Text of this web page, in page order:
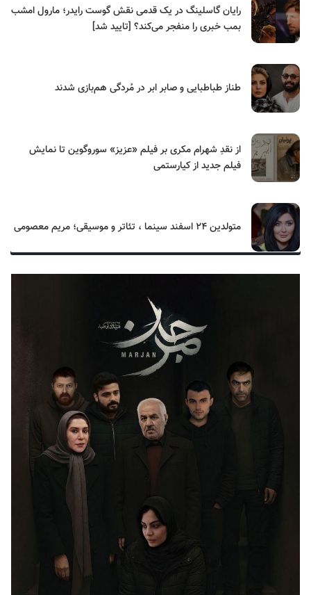
رایان گاسلینگ در یک قدمی نقش گوست رایدر؛ مارول امشب
بمب خبری را منفجر می‌کند؟ [تایید شد]
طناز طباطبایی و صابر ابر در مُردگی هم‌بازی شدند
از نقدِ شهرام مکری بر فیلم «عزیز» سوروگوین تا نمایش
فیلم جدید از کیارستمی
متولدین ۲۴ اسفند سینما ، تئاتر و موسیقی؛ مریم معصومی